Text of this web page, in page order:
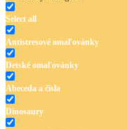
Select all
Antistresové omaľovánky
Detské omaľovánky
Abeceda a čísla
Dinosaury
Zadaj názov, oblasť alebo
Antistresové